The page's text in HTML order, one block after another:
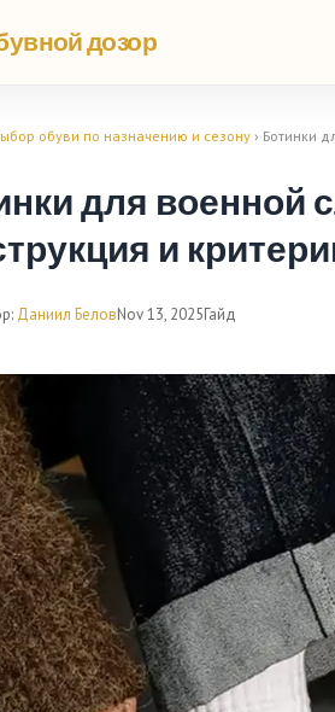
дозор
обуви по назначению и сезону › Ботинки
для военной
и
Даниил БеловNov 13, 2025Гайд